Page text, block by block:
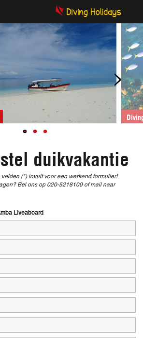
>
duikvakantie
(*) invult voor een werkend formulier!
Bel ons op 020-5218100 of mail naar
Liveaboard